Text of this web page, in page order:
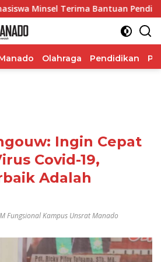
Bantuan Pendidikan, Pemkab
Olahraga Pendidikan
Ingin Cepat
Covid-19,
Adalah
Fungsional Kampus Unsrat Manado